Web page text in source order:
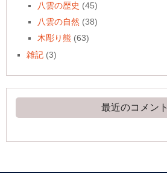
八雲の歴史 (45)
八雲の自然 (38)
木彫り熊 (63)
雑記 (3)
最近のコメント